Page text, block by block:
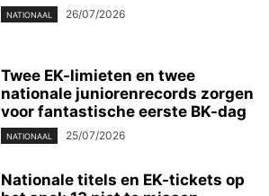
NATIONAAL 26/07/2026
Twee EK-limieten en twee
nationale juniorenrecords zorgen
voor fantastische eerste BK-dag
NATIONAAL 25/07/2026
Nationale titels en EK-tickets op